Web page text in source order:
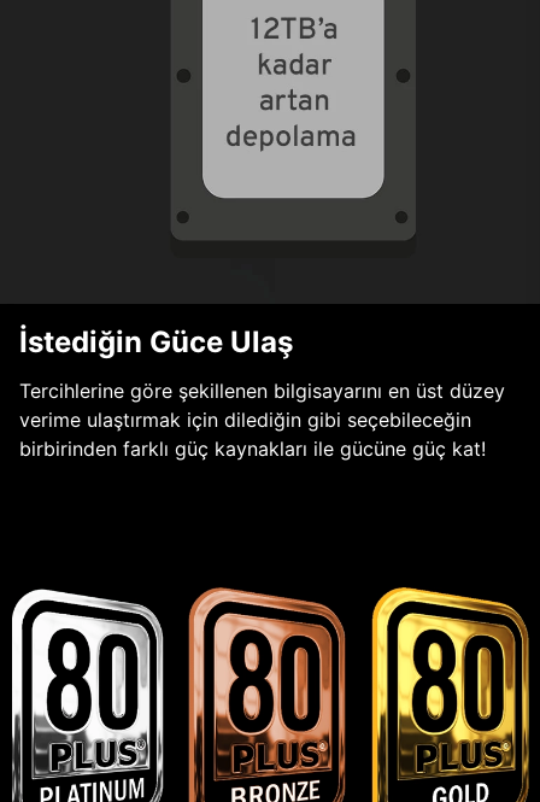
İstediğin Güce Ulaş
Tercihlerine göre şekillenen bilgisayarını en üst düzey
verime ulaştırmak için dilediğin gibi seçebileceğin
birbirinden farklı güç kaynakları ile gücüne güç kat!